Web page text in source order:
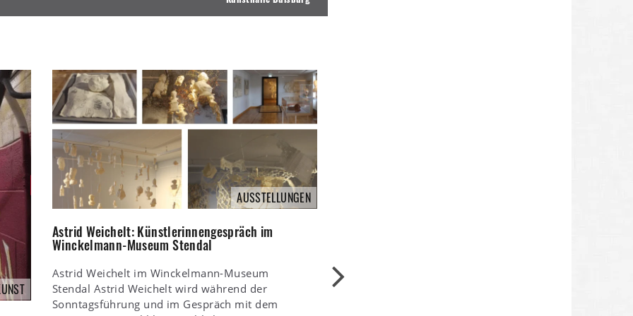
AUSSTELLUNGEN
Astrid Weichelt: Künstlerinnengespräch im
Winckelmann-Museum Stendal
Astrid Weichelt im Winckelmann-Museum
Stendal Astrid Weichelt wird während der
Sonntagsführung und im Gespräch mit dem